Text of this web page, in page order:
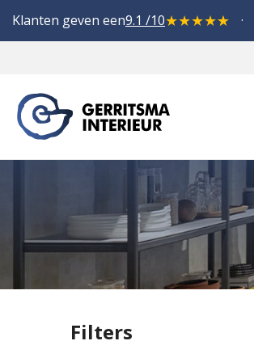
Klanten geven een9.1 /10★★★★★
Filters